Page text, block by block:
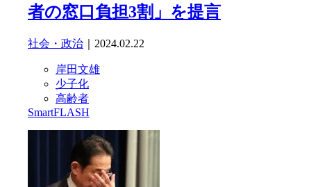
者の窓口負担3割」を提言
社会・政治 ｜2024.02.22
岸田文雄
少子化
高齢者
SmartFLASH